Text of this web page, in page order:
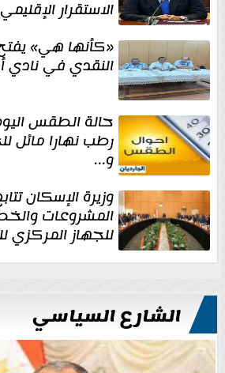
الاستقرار الإقليمي
«كأنها هي» يفتح
النقدي في نادي
حالة الطقس
رطب نهارا مائل
و...
وزيرة الإسكان
المشروعات
للجهاز المركزي
الشارع السياسي